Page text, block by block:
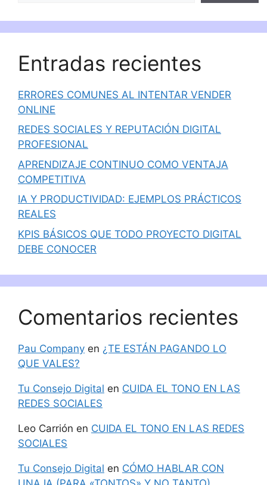
Entradas recientes
ERRORES COMUNES AL INTENTAR VENDER
ONLINE
REDES SOCIALES Y REPUTACIÓN DIGITAL
PROFESIONAL
APRENDIZAJE CONTINUO COMO VENTAJA
COMPETITIVA
IA Y PRODUCTIVIDAD: EJEMPLOS PRÁCTICOS
REALES
KPIS BÁSICOS QUE TODO PROYECTO DIGITAL
DEBE CONOCER
Comentarios recientes
Pau Company en ¿TE ESTÁN PAGANDO LO
QUE VALES?
Tu Consejo Digital en CUIDA EL TONO EN LAS
REDES SOCIALES
Leo Carrión en CUIDA EL TONO EN LAS REDES
SOCIALES
Tu Consejo Digital en CÓMO HABLAR CON